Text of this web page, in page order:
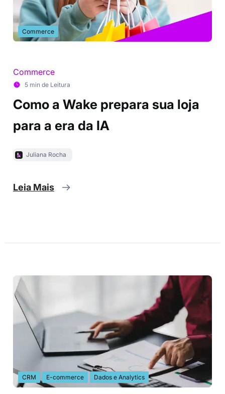
Commerce
Commerce
5 min de Leitura
Como a Wake prepara sua loja
para a era da IA
Juliana Rocha
Leia Mais
CRM E-commerce Dados e Analytics